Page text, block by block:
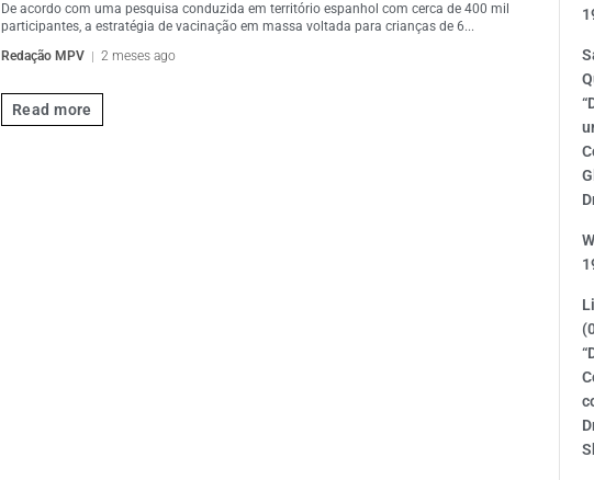
De acordo com uma pesquisa conduzida em território espanhol com cerca de 400 mil
participantes, a estratégia de vacinação em massa voltada para crianças de 6...
Redação MPV
2 meses ago
Read more